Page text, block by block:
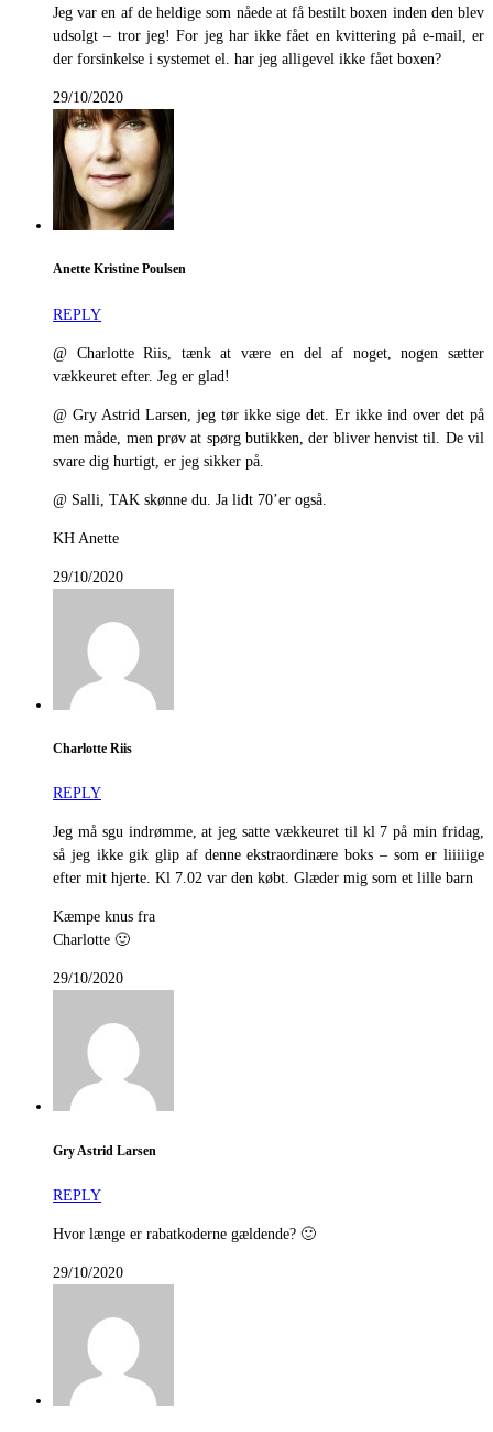
Jeg var en af de heldige som nåede at få bestilt boxen inden den blev
udsolgt – tror jeg! For jeg har ikke fået en kvittering på e-mail, er
der forsinkelse i systemet el. har jeg alligevel ikke fået boxen?
29/10/2020
Anette Kristine Poulsen
REPLY
@ Charlotte Riis, tænk at være en del af noget, nogen sætter
vækkeuret efter. Jeg er glad!
@ Gry Astrid Larsen, jeg tør ikke sige det. Er ikke ind over det på
men måde, men prøv at spørg butikken, der bliver henvist til. De vil
svare dig hurtigt, er jeg sikker på.
@ Salli, TAK skønne du. Ja lidt 70’er også.
KH Anette
29/10/2020
Charlotte Riis
REPLY
Jeg må sgu indrømme, at jeg satte vækkeuret til kl 7 på min fridag,
så jeg ikke gik glip af denne ekstraordinære boks – som er liiiiige
efter mit hjerte. Kl 7.02 var den købt. Glæder mig som et lille barn
Kæmpe knus fra
Charlotte 🙂
29/10/2020
Gry Astrid Larsen
REPLY
Hvor længe er rabatkoderne gældende? 🙂
29/10/2020